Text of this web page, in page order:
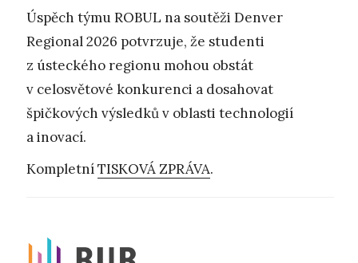
Úspěch týmu ROBUL na soutěži Denver
Regional 2026 potvrzuje, že studenti
z ústeckého regionu mohou obstát
v celosvětové konkurenci a dosahovat
špičkových výsledků v oblasti technologií
a inovací.
KompletníTISKOVÁ ZPRÁVA.